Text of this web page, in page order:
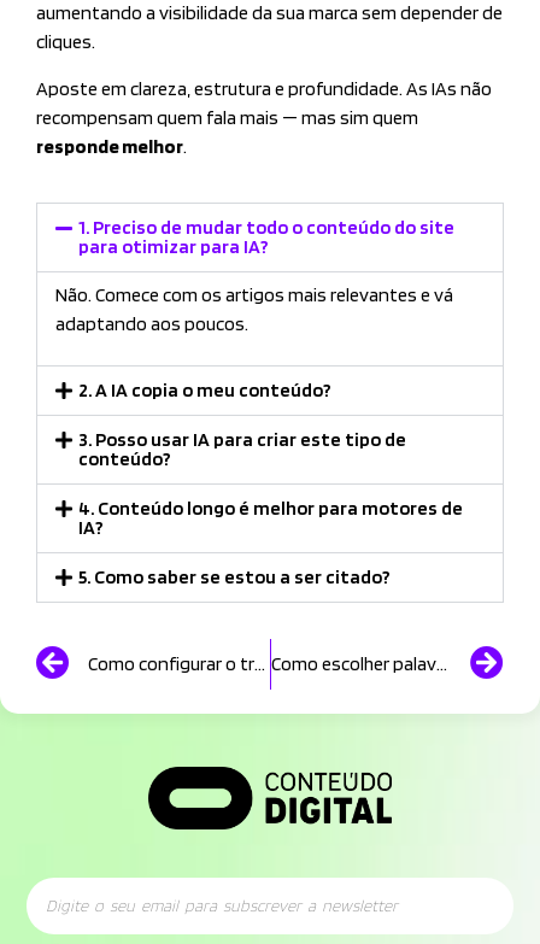
aumentando a visibilidade da sua marca sem depender de
cliques.
Aposte em clareza, estrutura e profundidade. As IAs não
recompensam quem fala mais — mas sim quem
responde melhor.
1. Preciso de mudar todo o conteúdo do site
para otimizar para IA?
Não. Comece com os artigos mais relevantes e vá
adaptando aos poucos.
2. A IA copia o meu conteúdo?
3. Posso usar IA para criar este tipo de
conteúdo?
4. Conteúdo longo é melhor para motores de
IA?
5. Como saber se estou a ser citado?
Como configurar o tracking de e-commerce no GA4 e medir cada venda Como escolher palavras-chave que ajudam o site a aparecer no Google